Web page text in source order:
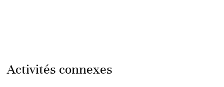
Activités connexes